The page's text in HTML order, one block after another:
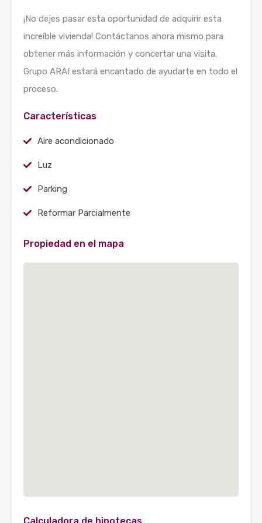
¡No dejes pasar esta oportunidad de adquirir esta
increíble vivienda! Contáctanos ahora mismo para
obtener más información y concertar una visita.
Grupo ARAI estará encantado de ayudarte en todo el
proceso.
Características
Aire acondicionado
Luz
Parking
Reformar Parcialmente
Propiedad en el mapa